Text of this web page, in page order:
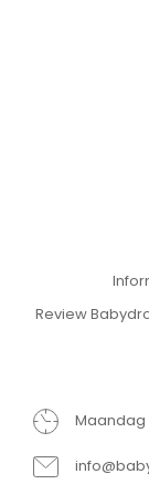
Review
Maandag